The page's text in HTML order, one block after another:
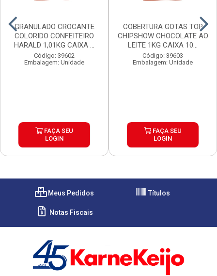
GRANULADO CROCANTE
COLORIDO CONFEITEIRO
HARALD 1,01KG CAIXA ...
Código: 39602
Embalagem: Unidade
FAÇA SEU
LOGIN
COBERTURA GOTAS TOP
CHIPSHOW CHOCOLATE AO
LEITE 1KG CAIXA 10...
Código: 39603
Embalagem: Unidade
FAÇA SEU
LOGIN
Meus Pedidos Títulos
Notas Fiscais